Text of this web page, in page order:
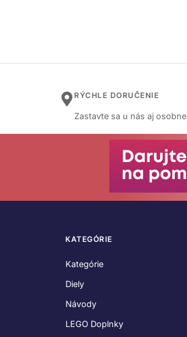
RÝCHLE DORUČENIE
Zastavte sa u nás aj osobne
KATEGÓRIE
Kategórie
Diely
Návody
LEGO Doplnky